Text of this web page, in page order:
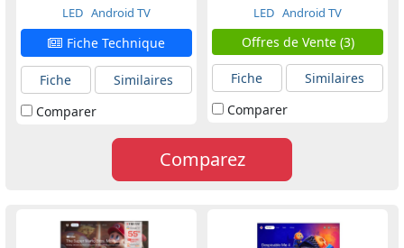
LED Android TV
Fiche Technique
Fiche
Similaires
Comparer
LED Android TV
Offres de Vente (3)
Fiche
Similaires
Comparer
Comparez